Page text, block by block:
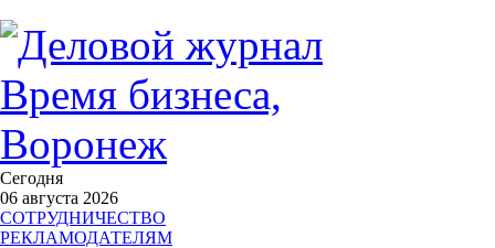
Сегодня
06 августа 2026
СОТРУДНИЧЕСТВО
РЕКЛАМОДАТЕЛЯМ